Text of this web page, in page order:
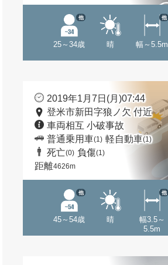
25～34歳
他
晴 幅～5.5m
他
2019年1月7日(月)07:44
登米市新田字狼ノ欠 付近
車両相互 小破事故
普通乗用車(1) 軽自動車(1)
死亡(0) 負傷(1)
距離4626m
45～54歳
他
晴
幅3.5～
5.5m
他